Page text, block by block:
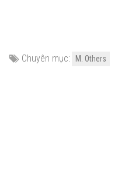
Chuyên mục: M. Others